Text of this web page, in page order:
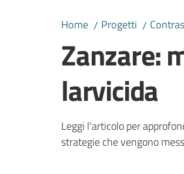
Home / Progetti /
Zanzare:
larvicida
Leggi l'articolo per
strategie che vengono